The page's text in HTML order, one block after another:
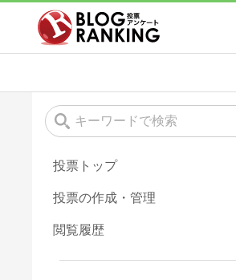
投票トップ
投票の作成・管理
閲覧履歴